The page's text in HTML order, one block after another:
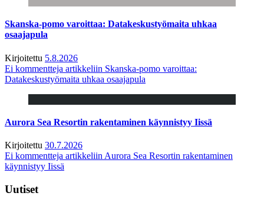
Skanska-pomo varoittaa: Datakeskustyömaita uhkaa
osaajapula
Kirjoitettu 5.8.2026
Ei kommentteja artikkeliin Skanska-pomo varoittaa:
Datakeskustyömaita uhkaa osaajapula
Aurora Sea Resortin rakentaminen käynnistyy Iissä
Kirjoitettu 30.7.2026
Ei kommentteja artikkeliin Aurora Sea Resortin rakentaminen
käynnistyy Iissä
Uutiset